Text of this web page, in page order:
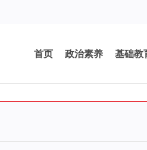
首页 政治素养 基础教